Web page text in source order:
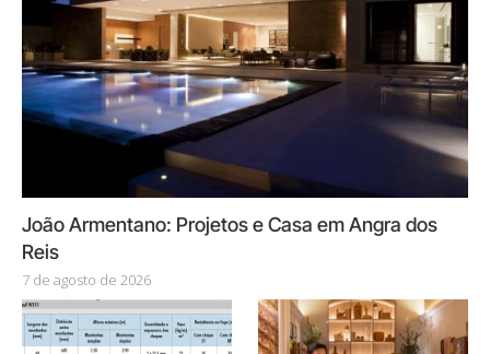
João Armentano: Projetos e Casa em Angra dos
Reis
7 de agosto de 2026